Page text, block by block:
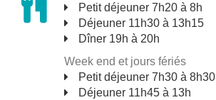
Petit déjeuner 7h20 à 8h
Déjeuner 11h30 à 13h15
Dîner 19h à 20h
Week end et jours fériés
Petit déjeuner 7h30 à 8h30
Déjeuner 11h45 à 13h